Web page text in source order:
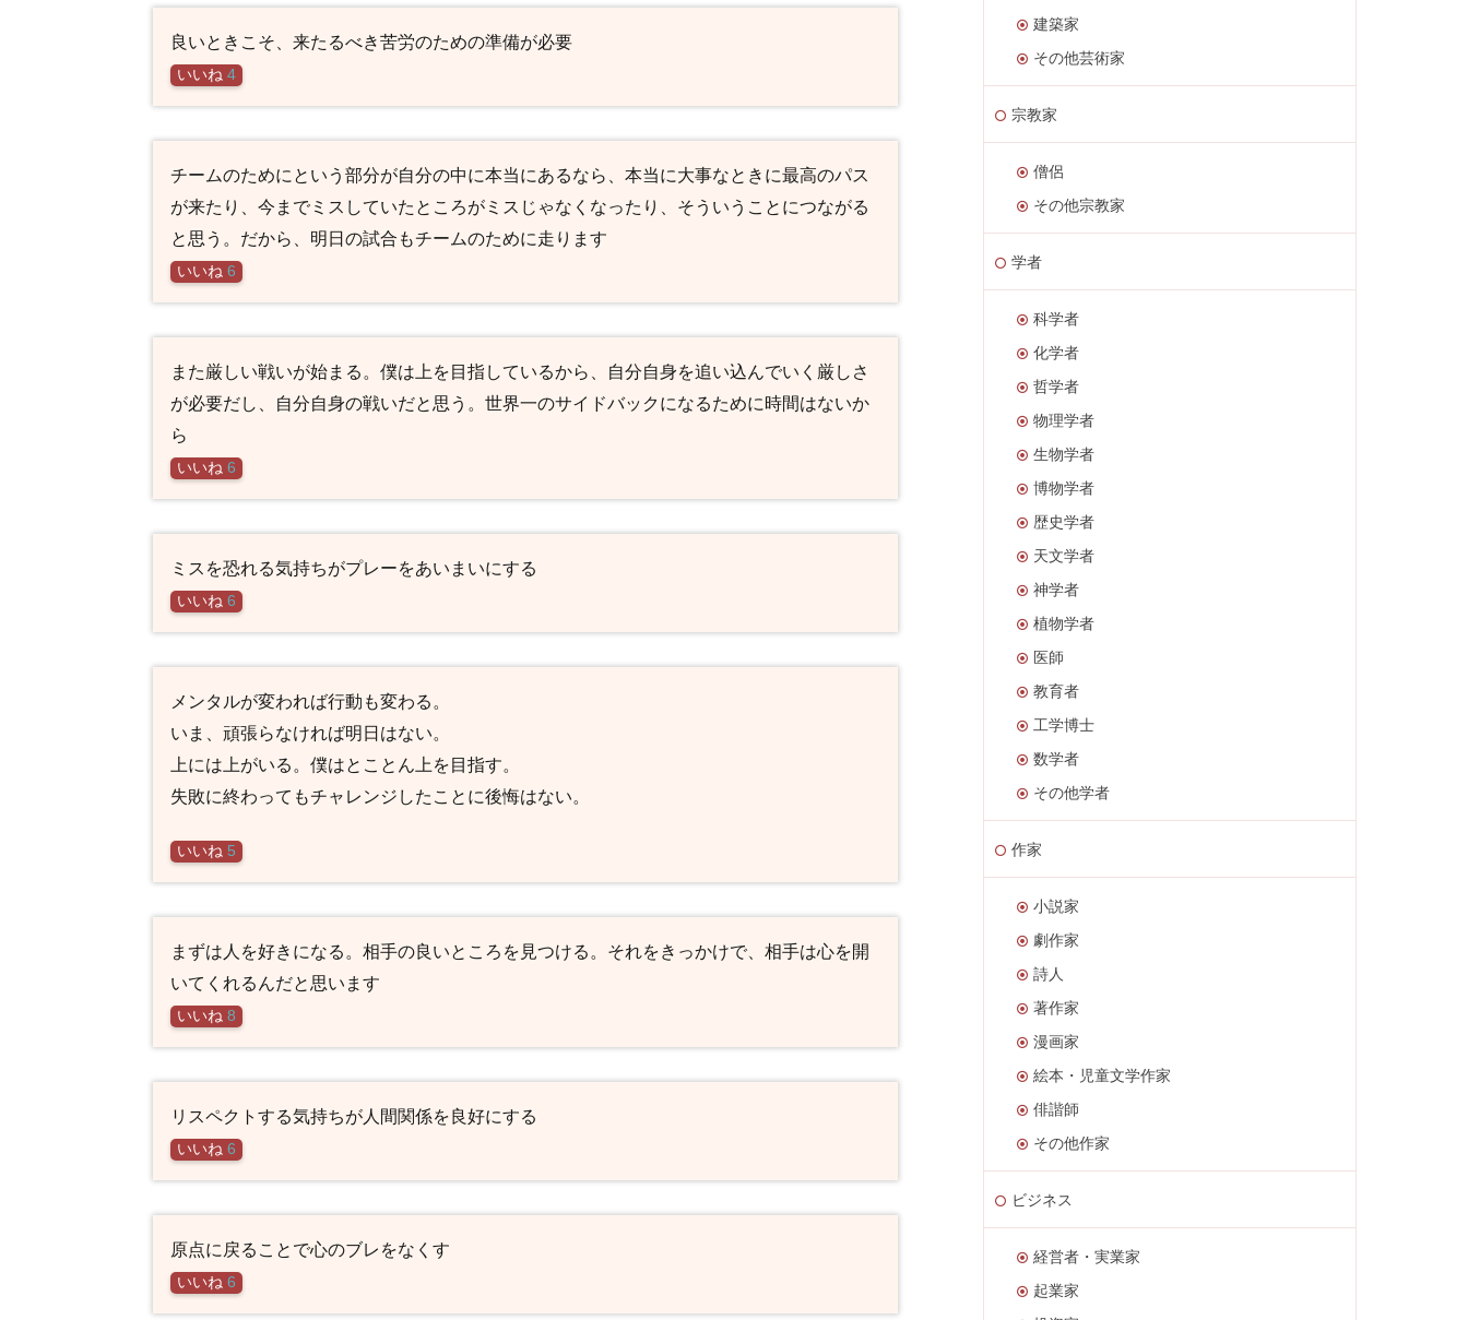
良いときこそ、来たるべき苦労のための準備が必要
いいね 4
チームのためにという部分が自分の中に本当にあるなら、本当に大事なときに最高のパス
が来たり、今までミスしていたところがミスじゃなくなったり、そういうことにつながる
と思う。だから、明日の試合もチームのために走ります
いいね 6
また厳しい戦いが始まる。僕は上を目指しているから、自分自身を追い込んでいく厳しさ
が必要だし、自分自身の戦いだと思う。世界一のサイドバックになるために時間はないか
ら
いいね 6
ミスを恐れる気持ちがプレーをあいまいにする
いいね 6
メンタルが変われば行動も変わる。
いま、頑張らなければ明日はない。
上には上がいる。僕はとことん上を目指す。
失敗に終わってもチャレンジしたことに後悔はない。
いいね 5
まずは人を好きになる。相手の良いところを見つける。それをきっかけで、相手は心を開
いてくれるんだと思います
いいね 8
リスペクトする気持ちが人間関係を良好にする
いいね 6
原点に戻ることで心のブレをなくす
いいね 6
建築家
その他芸術家
宗教家
僧侶
その他宗教家
学者
科学者
化学者
哲学者
物理学者
生物学者
博物学者
歴史学者
天文学者
神学者
植物学者
医師
教育者
工学博士
数学者
その他学者
作家
小説家
劇作家
詩人
著作家
漫画家
絵本・児童文学作家
俳諧師
その他作家
ビジネス
経営者・実業家
起業家